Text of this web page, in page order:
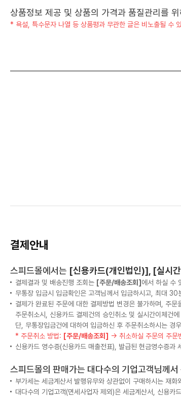
상품정보 제공 및 상품의 가격과 품질관리를
* 욕설, 특수문자 나열 등 상품평과 무관한 글은 비노출될 수
결제안내
스피드몰에서는 [신용카드(개인법인)], [실시
결제결과 및 배송진행 조회는 [주문/배송조회] 에서 하실 수
무통장 입금시 입금확인은 고객님께서 입금하시고, 최대 30
결제가 완료된 주문에 대한 결제방법 변경은 불가하며, 주
주문취소시, 신용카드 결제건의 승인취소 및 실시간이체건
단, 무통장입금건에 대하여 입금하신 후 주문취소하시는 경
* 주문취소 방법: [주문/배송조회] → 취소하실 주문의 주문
신용카드 영수증(신용카드 매출전표), 발급된 현금영수증과
스피드몰의 판매가는 대다수의 기업고객님께서
부가세는 세금계산서 발행유무와 상관없이 구매하시는 재
대다수의 기업고객(면세사업자 제외)은 세금계산서, 신용카